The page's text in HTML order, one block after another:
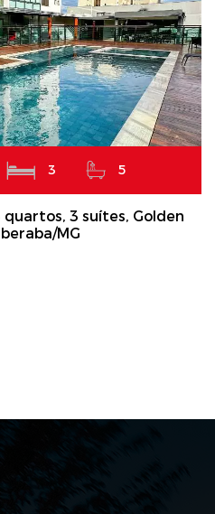
3 5
3 suítes, Golden
MG